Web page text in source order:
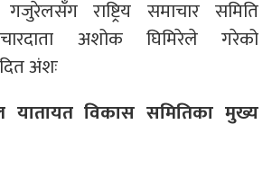
राष्ट्रिय समाचार समिति
अशोक घिमिरेले गरेको
अंशः
यातायत विकास समितिका मुख्य